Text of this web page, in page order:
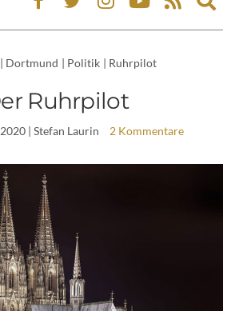
| Dortmund | Politik | Ruhrpilot
Ruhrpilot
| Stefan Laurin 2 Kommentare